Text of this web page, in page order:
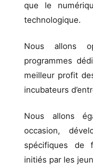
que le
technologique.
Nous allons
programmes
meilleur profit
incubateurs
Nous allons
occasion,
spécifiques de
initiés par les